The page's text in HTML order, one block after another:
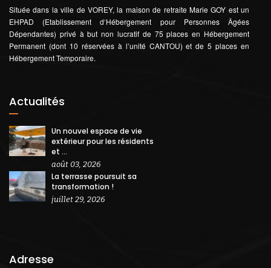
Située dans la ville de VOREY, la maison de retraite Marie GOY est un
EHPAD (Etablissement d‘Hébergement pour Personnes Âgées
Dépendantes) privé à but non lucratif de 75 places en Hébergement
Permanent (dont 10 réservées à l’unité CANTOU) et de 5 places en
Hébergement Temporaire.
Actualités
Un nouvel espace de vie
extérieur pour les résidents
et ...
août 03, 2026
La terrasse poursuit sa
transformation !
juillet 29, 2026
Adresse